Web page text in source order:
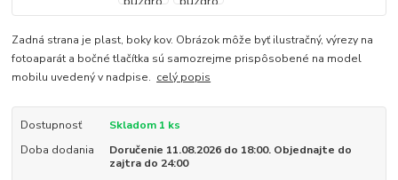
Zadná strana je plast, boky kov. Obrázok môže byť ilustračný, výrezy na
fotoaparát a bočné tlačítka sú samozrejme prispôsobené na model
mobilu uvedený v nadpise. celý popis
Dostupnosť
Skladom 1 ks
Doba dodania
Doručenie 11.08.2026 do 18:00. Objednajte do
zajtra do 24:00